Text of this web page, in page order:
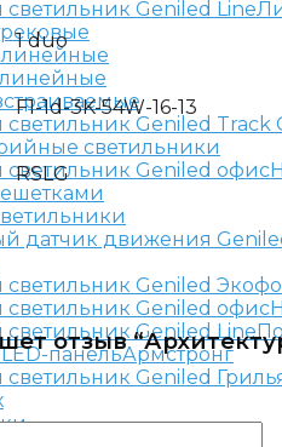
светильники
Армстронг
1 duo
F1-1d-3K-54W-16-13
RSLG
отзыв